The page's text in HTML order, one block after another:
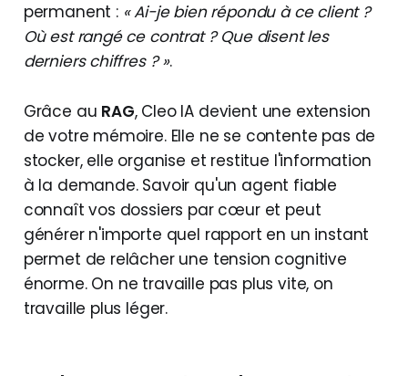
permanent : « Ai-je bien répondu à ce client ?
Où est rangé ce contrat ? Que disent les
derniers chiffres ? ».
Grâce au RAG, Cleo IA devient une extension
de votre mémoire. Elle ne se contente pas de
stocker, elle organise et restitue l'information
à la demande. Savoir qu'un agent fiable
connaît vos dossiers par cœur et peut
générer n'importe quel rapport en un instant
permet de relâcher une tension cognitive
énorme. On ne travaille pas plus vite, on
travaille plus léger.